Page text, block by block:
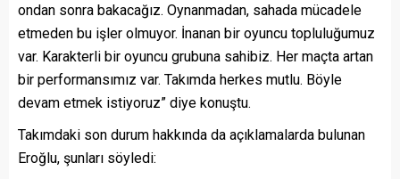
ondan sonra bakacağız. Oynanmadan, sahada mücadele
etmeden bu işler olmuyor. İnanan bir oyuncu topluluğumuz
var. Karakterli bir oyuncu grubuna sahibiz. Her maçta artan
bir performansımız var. Takımda herkes mutlu. Böyle
devam etmek istiyoruz” diye konuştu.
Takımdaki son durum hakkında da açıklamalarda bulunan
Eroğlu, şunları söyledi: